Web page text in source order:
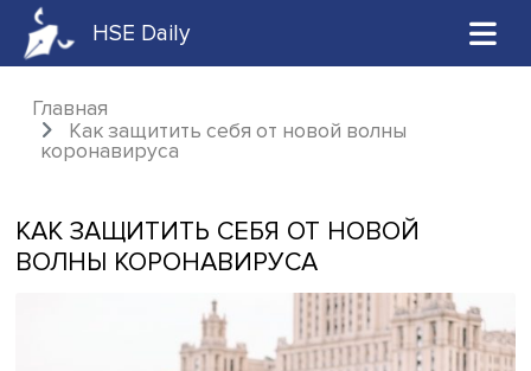
HSE Daily
Главная
Как защитить себя от новой волны
КАК ЗАЩИТИТЬ СЕБЯ ОТ НОВОЙ
ВОЛНЫ КОРОНАВИРУСА